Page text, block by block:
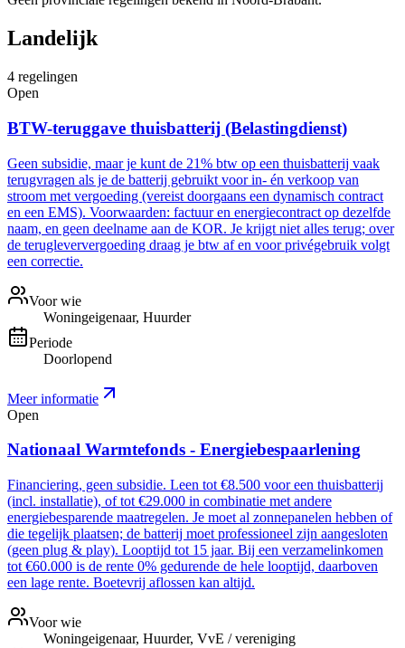
Landelijk
4 regelingen
Open
BTW-teruggave thuisbatterij (Belastingdienst)
Geen subsidie, maar je kunt de 21% btw op een thuisbatterij vaak
terugvragen als je de batterij gebruikt voor in- én verkoop van
stroom met vergoeding (vereist doorgaans een dynamisch contract
en een EMS). Voorwaarden: factuur en energiecontract op dezelfde
naam, en geen deelname aan de KOR. Je krijgt niet alles terug; over
de terugleververgoeding draag je btw af en voor privégebruik volgt
een correctie.
Voor wie
Woningeigenaar, Huurder
Periode
Doorlopend
Meer informatie
Open
Nationaal Warmtefonds - Energiebespaarlening
Financiering, geen subsidie. Leen tot €8.500 voor een thuisbatterij
(incl. installatie), of tot €29.000 in combinatie met andere
energiebesparende maatregelen. Je moet al zonnepanelen hebben of
die tegelijk plaatsen; de batterij moet professioneel zijn aangesloten
(geen plug & play). Looptijd tot 15 jaar. Bij een verzamelinkomen
tot €60.000 is de rente 0% gedurende de hele looptijd, daarboven
een lage rente. Boetevrij aflossen kan altijd.
Voor wie
Woningeigenaar, Huurder, VvE / vereniging